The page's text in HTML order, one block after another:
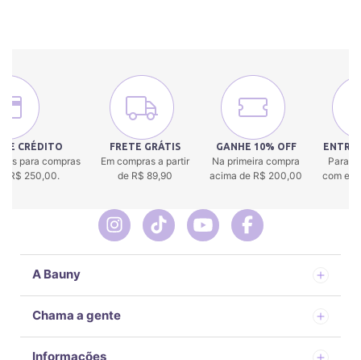
CRÉDITO
para compras
R$ 250,00.
FRETE GRÁTIS
Em compras a partir
de R$ 89,90
GANHE 10% OFF
Na primeira compra
acima de R$ 200,00
Para
com
A Bauny
Chama a gente
Informações